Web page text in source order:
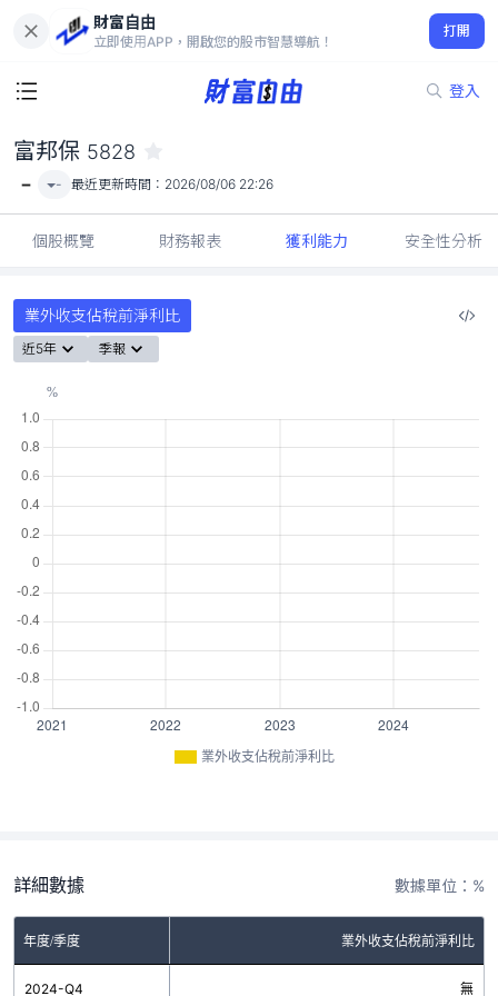
財富自由
立即使用APP，開啟您的股市智慧導航！
打開
登入
-
富邦保 5828
- - 最近更新時間： 2026/08/06 22:26
個股概覽 財務報表 獲利能力 安全性分析
業外收支佔稅前淨利比
近5年 季報
業外收支佔稅前淨利比
詳細數據 數據單位：%
年度/季度 業外收支佔稅前淨利比
2024-Q4 無